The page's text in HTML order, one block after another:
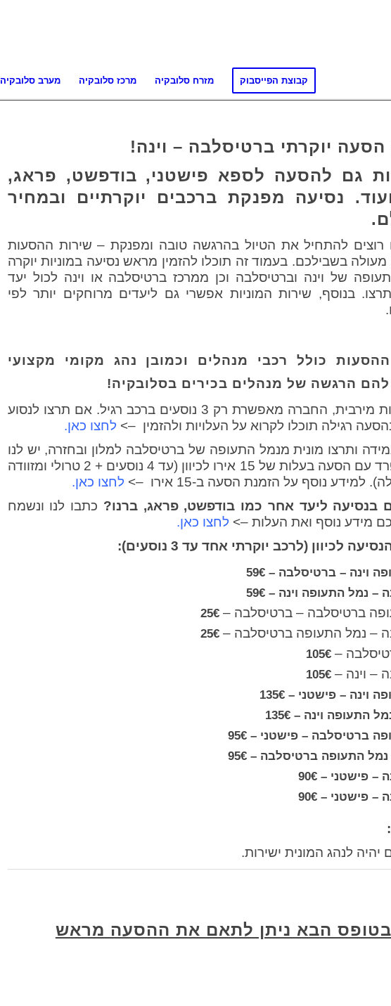
מערב סלובקיה מרכז סלובקיה מזרח סלובקיה קבוצת הפייסבוק
הסעה יוקרתי ברטיסלבה – וינה!
גם להסעה לספא פישטני, בודפשט, פראג,
נסיעה מפנקת ברכבים יוקרתיים ובמחיר
להתחיל את הטיול בהרגשה טובה ומפנקת – שירות ההסעות
מעולה בשבילכם. בעמוד זה תוכלו להזמין מראש נסיעה במוניות יוקרה
של וינה וברטיסלבה וכן ממרכז ברטיסלבה או וינה לכול יעד
בנוסף, שירות המוניות אפשרי גם ליעדים מרוחקים יותר לפי
כולל רכבי מנהלים וכמובן נהג מקומי מקצועי
להם הרגשה של מנהלים בכירים בסלובקיה!
לשם נוחות מירבית, החברה מאפשרת רק 3 נוסעים ברכב רגיל. אם תרצו לנסוע
לחצו כאן.
ותרצו מונית מנמל התעופה של ברטיסלבה למלון ובחזרה, יש לנו
שירות נפרד עם הסעה בעלות של 15 אירו לכיוון (עד 4 נוסעים + 2 טרולי ומזוודה
למידע נוסף על הזמנת הסעה ב-15 אירו –>
לחצו כאן.
בנסיעה ליעד אחר כמו בודפשט, פראג, ברנו? כתבו לנו ונשמח
מידע נוסף ואת העלות –> לחצו כאן.
לכיוון (לרכב יוקרתי אחד עד 3 נוסעים):
וינה – ברטיסלבה – 59€
נמל התעופה וינה – 59€
ברטיסלבה – ברטיסלבה – 25€
– נמל התעופה ברטיסלבה – 25€
–
105€
– וינה – 105€
וינה – פישטני – 135€
התעופה וינה – 135€
ברטיסלבה – פישטני – 95€
התעופה ברטיסלבה – 95€
פישטני – 90€
פישטני – 90€
לנהג המונית ישירות.
בטופס הבא ניתן לתאם את ההסעה מראש